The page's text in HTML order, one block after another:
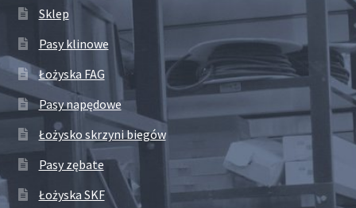
Sklep
Pasy klinowe
Łożyska FAG
Pasy napędowe
Łożysko skrzyni biegów
Pasy zębate
Łożyska SKF